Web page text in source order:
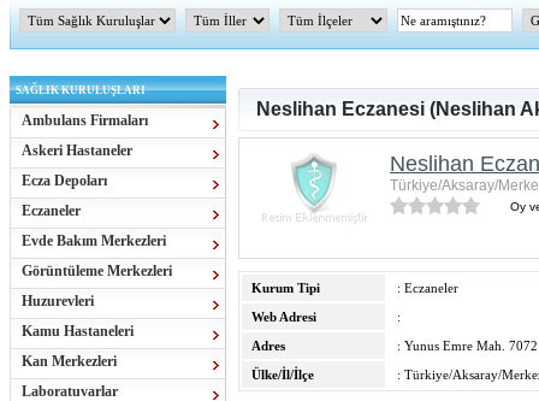
Sağlık TV - Video İletişim
SAĞLIK KURULUŞLARI
Ambulans Firmaları
Askeri Hastaneler
Ecza Depoları
Eczaneler
Evde Bakım Merkezleri
Görüntüleme Merkezleri
Huzurevleri
Kamu Hastaneleri
Kan Merkezleri
Laboratuvarlar
Neslihan Eczanesi (Neslihan
Neslihan
Türkiye/Aksaray/
Oy
Kurum Tipi
: Eczaneler
Web Adresi
:
Adres
: Yunus Emre Mah.
Ülke/İl/İlçe
: Türkiye/Aksaray/